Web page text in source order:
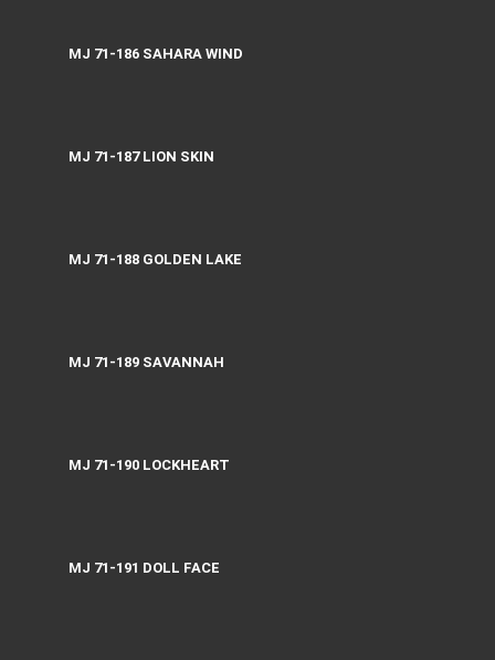
MJ 71-186 SAHARA WIND
MJ 71-187 LION SKIN
MJ 71-188 GOLDEN LAKE
MJ 71-189 SAVANNAH
MJ 71-190 LOCKHEART
MJ 71-191 DOLL FACE